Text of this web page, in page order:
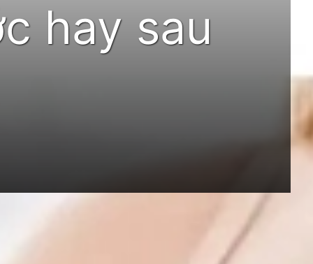
hay sau